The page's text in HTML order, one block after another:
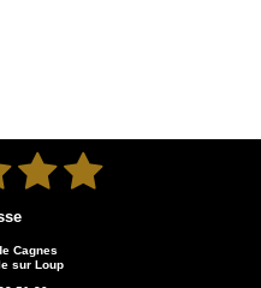

Cagnes
sur Loup